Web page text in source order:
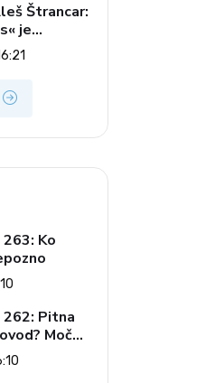
Štrancar:
je
Ko
Pitna
Moč